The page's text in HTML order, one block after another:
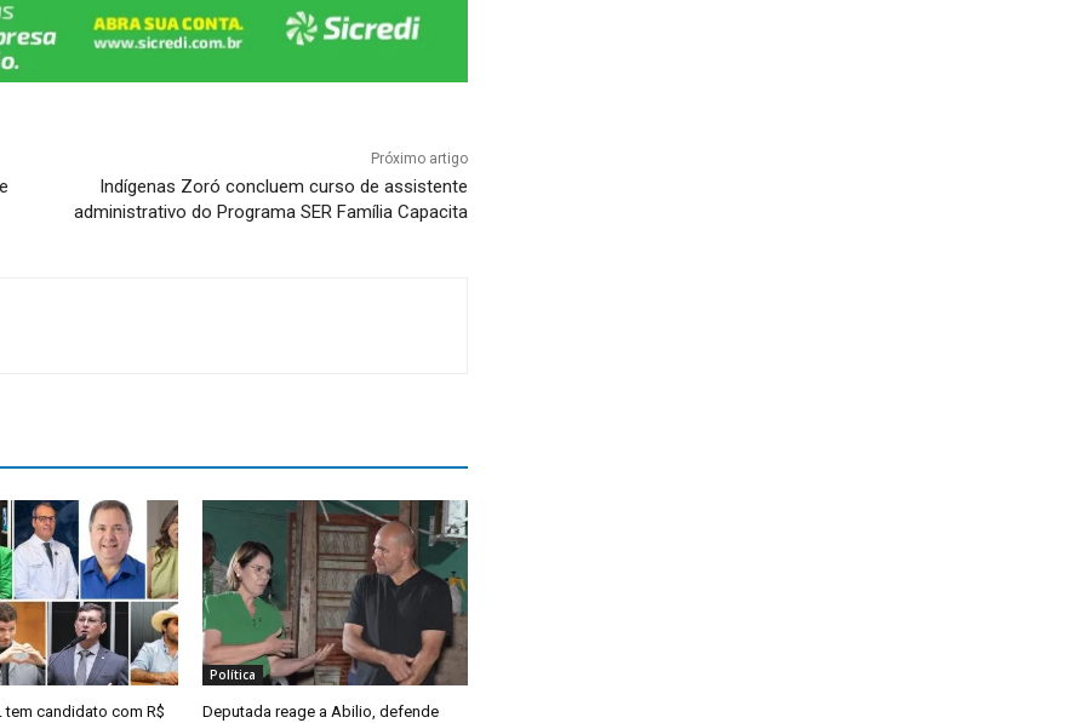
Próximo artigo
Indígenas Zoró concluem curso de assistente
administrativo do Programa SER Família Capacita
tem candidato com R$
Política
Deputada reage a Abilio, defende